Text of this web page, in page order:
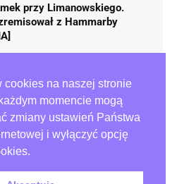
cookies na naszej stronie
momencie mogą
zmiany ustawień Państwa
i wyłączyć opcję
przy Limanowskiego.
z Hammarby
zatrzymana po ataku na
w Częstochowie
„fal Dunaju” na
A1. Będą duże zmiany w